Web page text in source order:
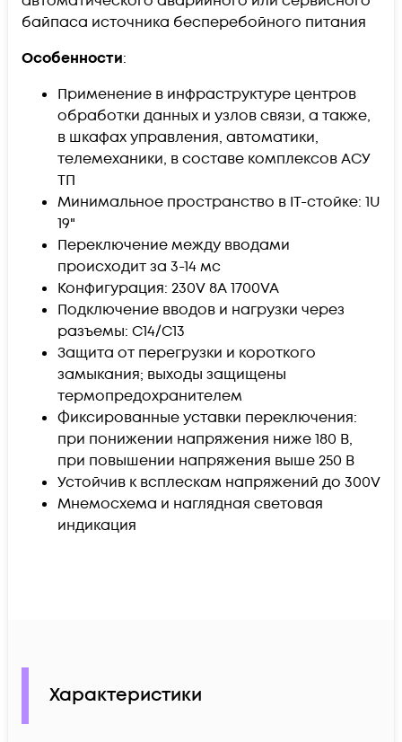
байпаса источника бесперебойного питания
Особенности:
Применение в инфраструктуре центров
обработки данных и узлов связи, а также,
в шкафах управления, автоматики,
телемеханики, в составе комплексов АСУ
ТП
Минимальное пространство в IT-стойке: 1U
19"
Переключение между вводами
происходит за 3-14 мс
Конфигурация: 230V 8A 1700VA
Подключение вводов и нагрузки через
разъемы: C14/С13
Защита от перегрузки и короткого
замыкания; выходы защищены
термопредохранителем
Фиксированные уставки переключения:
при понижении напряжения ниже 180 В,
при повышении напряжения выше 250 В
Устойчив к всплескам напряжений до 300V
Мнемосхема и наглядная световая
индикация
Характеристики